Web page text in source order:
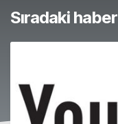
Sıradaki haber